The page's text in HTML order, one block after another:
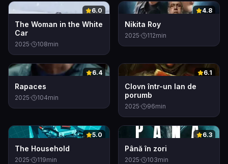
0 6.0
The Woman in the White
Car
2025· 108min
4.8
Nikita Roy
2025· 112min
0 6.4
Rapaces
2025· 104min
0 6.1
Clovn într-un lan de
porumb
2025· 96min
0 5.0
The Household
2025· 119min
0 6.3
Până în zori
2025· 103min